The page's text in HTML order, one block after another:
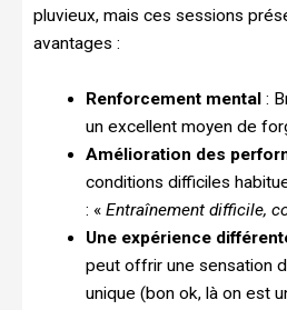
pluvieux, mais ces sessions
avantages :
Renforcement mental:
un excellent moyen de
Amélioration des
conditions difficiles
: « Entraînement difficile,
Une expérience
peut offrir une sensation
unique (bon ok, là on est